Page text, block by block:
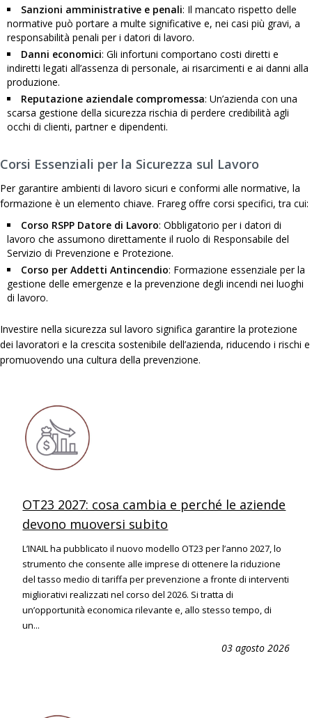
Sanzioni amministrative e penali: Il mancato rispetto delle
normative può portare a multe significative e, nei casi più gravi, a
responsabilità penali per i datori di lavoro.
Danni economici: Gli infortuni comportano costi diretti e
indiretti legati all’assenza di personale, ai risarcimenti e ai danni alla
produzione.
Reputazione aziendale compromessa: Un’azienda con una
scarsa gestione della sicurezza rischia di perdere credibilità agli
occhi di clienti, partner e dipendenti.
Corsi Essenziali per la Sicurezza sul Lavoro
Per garantire ambienti di lavoro sicuri e conformi alle normative, la
formazione è un elemento chiave. Frareg offre corsi specifici, tra cui:
Corso RSPP Datore di Lavoro: Obbligatorio per i datori di
lavoro che assumono direttamente il ruolo di Responsabile del
Servizio di Prevenzione e Protezione.
Corso per Addetti Antincendio: Formazione essenziale per la
gestione delle emergenze e la prevenzione degli incendi nei luoghi
di lavoro.
Investire nella sicurezza sul lavoro significa garantire la protezione
dei lavoratori e la crescita sostenibile dell’azienda, riducendo i rischi e
promuovendo una cultura della prevenzione.
OT23 2027: cosa cambia e perché le aziende
devono muoversi subito
L’INAIL ha pubblicato il nuovo modello OT23 per l’anno 2027, lo
strumento che consente alle imprese di ottenere la riduzione
del tasso medio di tariffa per prevenzione a fronte di interventi
migliorativi realizzati nel corso del 2026. Si tratta di
un’opportunità economica rilevante e, allo stesso tempo, di
un...
03 agosto 2026